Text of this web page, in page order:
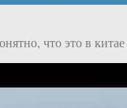
что это в